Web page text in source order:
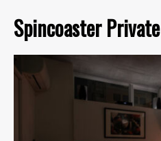
Spincoaster